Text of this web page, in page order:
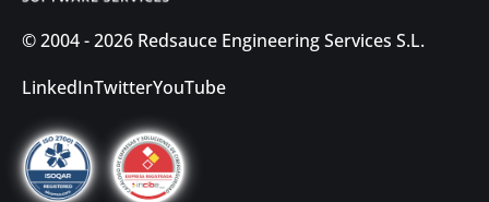
© 2004 - 2026 Redsauce Engineering Services S.L.
LinkedInTwitterYouTube